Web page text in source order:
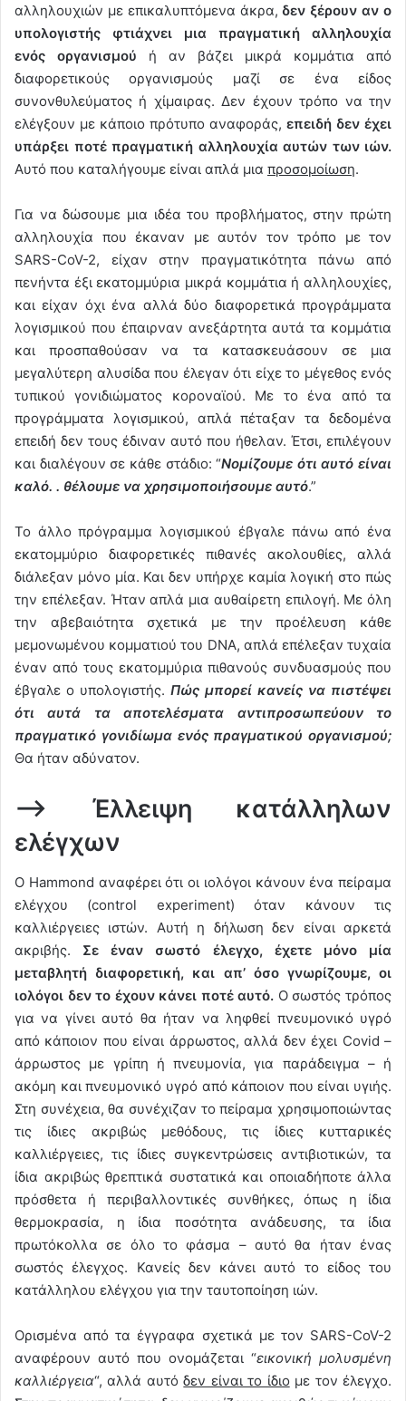
αλληλουχιών με επικαλυπτόμενα άκρα,δεν ξέρουν αν ο
υπολογιστής φτιάχνει μια πραγματική αλληλουχία
ενός οργανισμού ή αν βάζει μικρά κομμάτια από
διαφορετικούς οργανισμούς μαζί σε ένα είδος
συνονθυλεύματος ή χίμαιρας. Δεν έχουν τρόπο να την
ελέγξουν με κάποιο πρότυπο αναφοράς, επειδή δεν έχει
υπάρξει ποτέ πραγματική αλληλουχία αυτών των ιών.
Αυτό που καταλήγουμε είναι απλά μια προσομοίωση.
Για να δώσουμε μια ιδέα του προβλήματος, στην πρώτη
αλληλουχία που έκαναν με αυτόν τον τρόπο με τον
SARS-CoV-2, είχαν στην πραγματικότητα πάνω από
πενήντα έξι εκατομμύρια μικρά κομμάτια ή αλληλουχίες,
και είχαν όχι ένα αλλά δύο διαφορετικά προγράμματα
λογισμικού που έπαιρναν ανεξάρτητα αυτά τα κομμάτια
και προσπαθούσαν να τα κατασκευάσουν σε μια
μεγαλύτερη αλυσίδα που έλεγαν ότι είχε το μέγεθος ενός
τυπικού γονιδιώματος κοροναϊού. Με το ένα από τα
προγράμματα λογισμικού, απλά πέταξαν τα δεδομένα
επειδή δεν τους έδιναν αυτό που ήθελαν. Έτσι, επιλέγουν
και διαλέγουν σε κάθε στάδιο: “Νομίζουμε ότι αυτό είναι
καλό. . θέλουμε να χρησιμοποιήσουμε αυτό.”
Το άλλο πρόγραμμα λογισμικού έβγαλε πάνω από ένα
εκατομμύριο διαφορετικές πιθανές ακολουθίες, αλλά
διάλεξαν μόνο μία. Και δεν υπήρχε καμία λογική στο πώς
την επέλεξαν. Ήταν απλά μια αυθαίρετη επιλογή. Με όλη
την αβεβαιότητα σχετικά με την προέλευση κάθε
μεμονωμένου κομματιού του DNA, απλά επέλεξαν τυχαία
έναν από τους εκατομμύρια πιθανούς συνδυασμούς που
έβγαλε ο υπολογιστής. Πώς μπορεί κανείς να πιστέψει
ότι αυτά τα αποτελέσματα αντιπροσωπεύουν το
πραγματικό γονιδίωμα ενός πραγματικού οργανισμού;
Θα ήταν αδύνατον.
–> Έλλειψη κατάλληλων
ελέγχων
Ο Hammond αναφέρει ότι οι ιολόγοι κάνουν ένα πείραμα
ελέγχου (control experiment) όταν κάνουν τις
καλλιέργειες ιστών. Αυτή η δήλωση δεν είναι αρκετά
ακριβής. Σε έναν σωστό έλεγχο, έχετε μόνο μία
μεταβλητή διαφορετική, και απ’ όσο γνωρίζουμε, οι
ιολόγοι δεν το έχουν κάνει ποτέ αυτό. Ο σωστός τρόπος
για να γίνει αυτό θα ήταν να ληφθεί πνευμονικό υγρό
από κάποιον που είναι άρρωστος, αλλά δεν έχει Covid –
άρρωστος με γρίπη ή πνευμονία, για παράδειγμα – ή
ακόμη και πνευμονικό υγρό από κάποιον που είναι υγιής.
Στη συνέχεια, θα συνέχιζαν το πείραμα χρησιμοποιώντας
τις ίδιες ακριβώς μεθόδους, τις ίδιες κυτταρικές
καλλιέργειες, τις ίδιες συγκεντρώσεις αντιβιοτικών, τα
ίδια ακριβώς θρεπτικά συστατικά και οποιαδήποτε άλλα
πρόσθετα ή περιβαλλοντικές συνθήκες, όπως η ίδια
θερμοκρασία, η ίδια ποσότητα ανάδευσης, τα ίδια
πρωτόκολλα σε όλο το φάσμα – αυτό θα ήταν ένας
σωστός έλεγχος. Κανείς δεν κάνει αυτό το είδος του
κατάλληλου ελέγχου για την ταυτοποίηση ιών.
Ορισμένα από τα έγγραφα σχετικά με τον SARS-CoV-2
αναφέρουν αυτό που ονομάζεται “εικονική μολυσμένη
καλλιέργεια“, αλλά αυτόδεν είναι το ίδιο με τον έλεγχο.